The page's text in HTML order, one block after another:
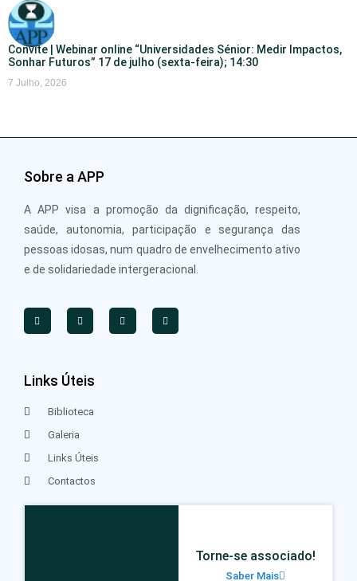
Convite | Webinar online “Universidades Sénior: Medir Impactos,
Sonhar Futuros” 17 de julho (sexta-feira); 14:30
7 Julho, 2026
Sobre a APP
A APP visa a promoção da dignificação, respeito,
saúde, autonomia, participação e segurança das
pessoas idosas, num quadro de envelhecimento ativo
e de solidariedade intergeracional.
Links Úteis
Biblioteca
Galeria
Links Úteis
Contactos
Torne-se associado!
Saber Mais